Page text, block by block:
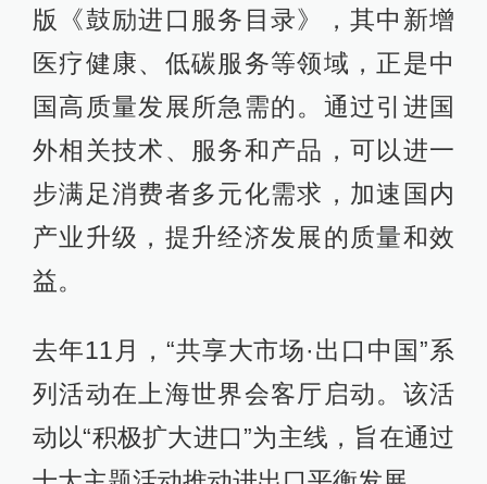
版《鼓励进口服务目录》，其中新增
医疗健康、低碳服务等领域，正是中
国高质量发展所急需的。通过引进国
外相关技术、服务和产品，可以进一
步满足消费者多元化需求，加速国内
产业升级，提升经济发展的质量和效
益。
去年11月，“共享大市场·出口中国”系
列活动在上海世界会客厅启动。该活
动以“积极扩大进口”为主线，旨在通过